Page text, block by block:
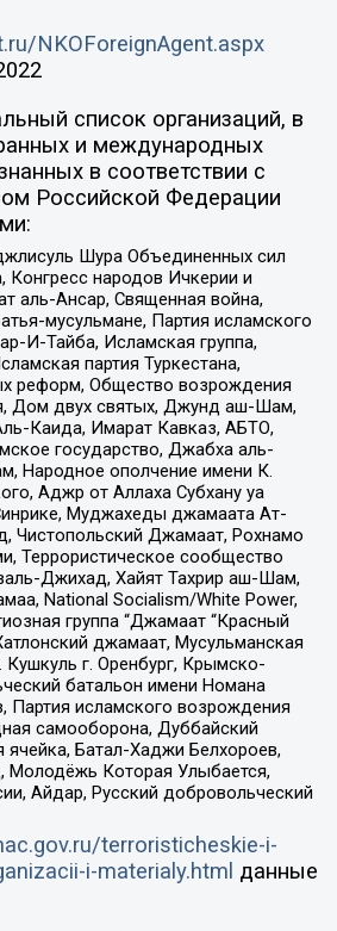
NKOForeignAgent.aspx
список организаций, в
и международных
в соответствии с
Российской Федерации
Шура Объединенных сил
народов Ичкерии и
аль-Ансар, Священная война,
мусульмане, Партия исламского
И-Тайба, Исламская группа,
партия Туркестана,
реформ, Общество возрождения
Дом двух святых, Джунд аш-Шам,
Каида, Имарат Кавказ, АБТО,
государство, Джабха аль-
Народное ополчение имени К.
Аджр от Аллаха Субхану уа
Муджахеды джамаата Ат-
Чистопольский Джамаат, Рохнамо
Террористическое сообщество
Джихад, Хайят Тахрир аш-Шам,
National Socialism/White Power,
группа “Джамаат “Красный
джамаат, Мусульманская
Кушкуль г. Оренбург, Крымско-
батальон имени Номана
Партия исламского возрождения
самооборона, Дуббайский
Батал-Хаджи Белхороев,
Молодёжь Которая Улыбается,
Айдар, Русский добровольческий
terroristicheskie-i-
i-materialy.html данные